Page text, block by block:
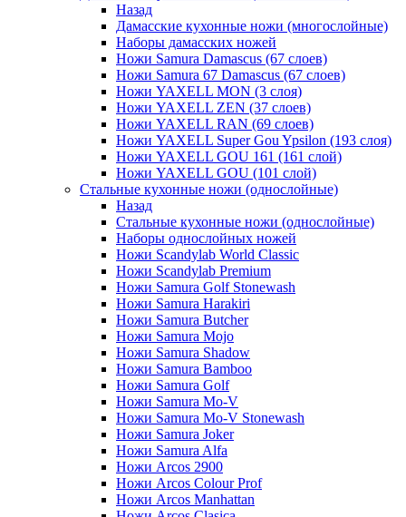
Назад
Дамасские кухонные ножи (многослойные)
Наборы дамасских ножей
Ножи Samura Damascus (67 слоев)
Ножи Samura 67 Damascus (67 слоев)
Ножи YAXELL MON (3 слоя)
Ножи YAXELL ZEN (37 слоев)
Ножи YAXELL RAN (69 слоев)
Ножи YAXELL Super Gou Ypsilon (193 слоя)
Ножи YAXELL GOU 161 (161 слой)
Ножи YAXELL GOU (101 слой)
Стальные кухонные ножи (однослойные)
Назад
Стальные кухонные ножи (однослойные)
Наборы однослойных ножей
Ножи Scandylab World Classic
Ножи Scandylab Premium
Ножи Samura Golf Stonewash
Ножи Samura Harakiri
Ножи Samura Butcher
Ножи Samura Mojo
Ножи Samura Shadow
Ножи Samura Bamboo
Ножи Samura Golf
Ножи Samura Mo-V
Ножи Samura Mo-V Stonewash
Ножи Samura Joker
Ножи Samura Alfa
Ножи Arcos 2900
Ножи Arcos Colour Prof
Ножи Arcos Manhattan